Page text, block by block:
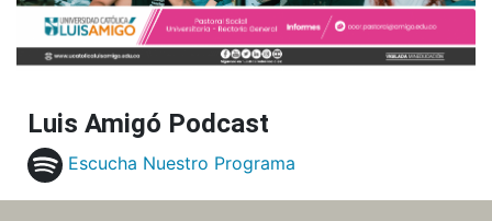
Luis Amigó Podcast
Escucha Nuestro Programa